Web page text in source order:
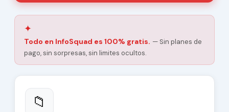
✦
Todo en InfoSquad es 100% gratis. — Sin planes de
pago, sin sorpresas, sin limites ocultos.
📁